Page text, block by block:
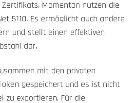
Zertifikats. Momentan nutzen die
5110. Es ermöglicht auch andere
und stellt einen effektiven
dar.
mit den privaten
gespeichert und es ist nicht
zu exportieren. Für die